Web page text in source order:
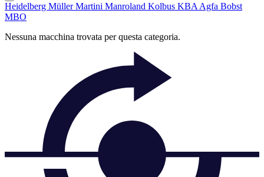
Heidelberg Müller Martini Manroland Kolbus KBA Agfa Bobst
MBO
Nessuna macchina trovata per questa categoria.